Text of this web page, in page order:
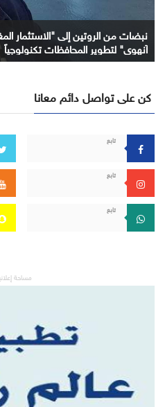
نبضات من الروتين إلى "الاستثمار
آنهوي" لتطوير المحافظات تكنولوجياً
كن على تواصل دائم معانا
تابع
تابع
تابع
مساحة